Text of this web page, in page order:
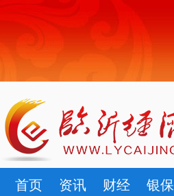
首页 资讯 财经 银保